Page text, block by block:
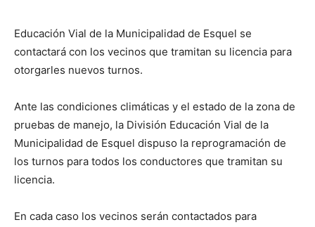
Educación Vial de la Municipalidad de Esquel se
contactará con los vecinos que tramitan su licencia para
otorgarles nuevos turnos.
Ante las condiciones climáticas y el estado de la zona de
pruebas de manejo, la División Educación Vial de la
Municipalidad de Esquel dispuso la reprogramación de
los turnos para todos los conductores que tramitan su
licencia.
En cada caso los vecinos serán contactados para